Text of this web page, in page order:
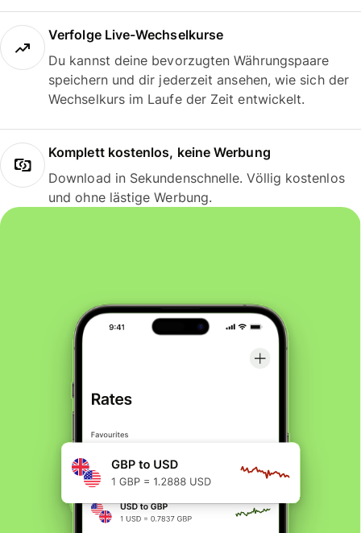
Verfolge Live-Wechselkurse
Du kannst deine bevorzugten Währungspaare
speichern und dir jederzeit ansehen, wie sich der
Wechselkurs im Laufe der Zeit entwickelt.
Komplett kostenlos, keine Werbung
Download in Sekundenschnelle. Völlig kostenlos
und ohne lästige Werbung.